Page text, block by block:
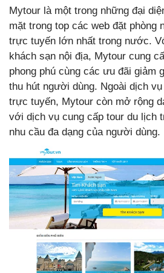
Mytour là một trong những đại
mặt trong top các web đặt phòng
trực tuyến lớn nhất trong nước.
khách sạn nội địa, Mytour cung
phong phú cùng các ưu đãi giảm
thu hút người dùng. Ngoài dịch
trực tuyến, Mytour còn mở rộng
với dịch vụ cung cấp tour du lịch
nhu cầu đa dạng của người dùng.